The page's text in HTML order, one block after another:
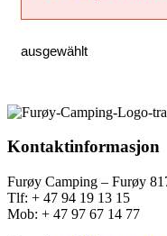
ausgewählt
Kontaktinformasjon
Furøy Camping – Furøy
Tlf: + 47 94 19 13 15
Mob: + 47 97 67 14 77